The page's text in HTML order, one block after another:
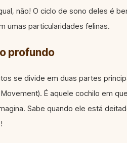
não! O ciclo de sono deles é
umas particularidades felinas.
profundo
se divide em duas partes
Movement). É aquele cochilo em
Sabe quando ele está